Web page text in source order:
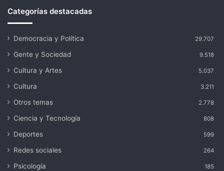
Categorías destacadas
Democracia y Política 29.707
Gente y Sociedad 9.518
Cultura y Artes 5.037
Cultura 3.211
Otros temas 2.778
Ciencia y Tecnología 808
Deportes 599
Redes sociales 264
Psicología 185